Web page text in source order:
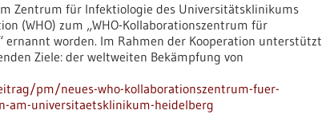
Zentrum für Infektiologie des Universitätsklinikums
(WHO) zum „WHO-Kollaborationszentrum für
worden. Im Rahmen der Kooperation unterstützt
Ziele: der weltweiten Bekämpfung von
pm/neues-who-kollaborationszentrum-fuer-
am-universitaetsklinikum-heidelberg